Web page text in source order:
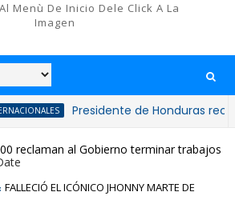
Menù De Inicio Dele Click A La
Imagen
Presidente de Honduras reconoce y
reclaman al Gobierno terminar trabajos
FALLECIÓ EL ICÓNICO JHONNY MARTE DE